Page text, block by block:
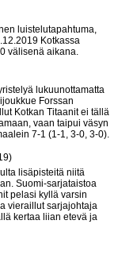
luistelutapahtuma,
Kotkassa
välisenä aikana.
lukuunottamatta
Forssan
Kotkan Titaanit ei tällä
vaan taipui väsyn
7-1 (1-1, 3-0, 3-0).
lisäpisteitä niitä
Suomi-sarjataistoa
pelasi kyllä varsin
vieraillut sarjajohtaja
kertaa liian etevä ja